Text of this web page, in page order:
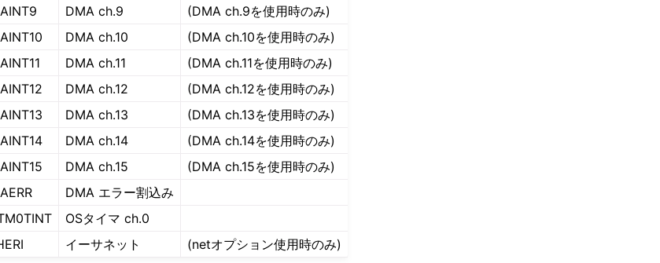
DMA ch.9
(DMA ch.9を使用時のみ)
DMA ch.10
(DMA ch.10を使用時のみ)
DMA ch.11
(DMA ch.11を使用時のみ)
DMA ch.12
(DMA ch.12を使用時のみ)
DMA ch.13
(DMA ch.13を使用時のみ)
DMA ch.14
(DMA ch.14を使用時のみ)
DMA ch.15
(DMA ch.15を使用時のみ)
DMA エラー割込み
OSタイマ ch.0
イーサネット (netオプション使用時のみ)